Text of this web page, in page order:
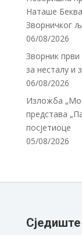
Наташе
Зворничког
06/08/2026
Зворник први
за несталу и
06/08/2026
Изложба
представа
посјетиоце
05/08/2026